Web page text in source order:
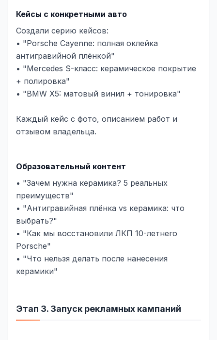
Кейсы с конкретными авто
Создали серию кейсов:
• "Porsche Cayenne: полная оклейка
антигравийной плёнкой"
• "Mercedes S-класс: керамическое покрытие
+ полировка"
• "BMW X5: матовый винил + тонировка"
Каждый кейс с фото, описанием работ и
отзывом владельца.
Образовательный контент
• "Зачем нужна керамика? 5 реальных
преимуществ"
• "Антигравийная плёнка vs керамика: что
выбрать?"
• "Как мы восстановили ЛКП 10-летнего
Porsche"
• "Что нельзя делать после нанесения
керамики"
Этап 3. Запуск рекламных кампаний